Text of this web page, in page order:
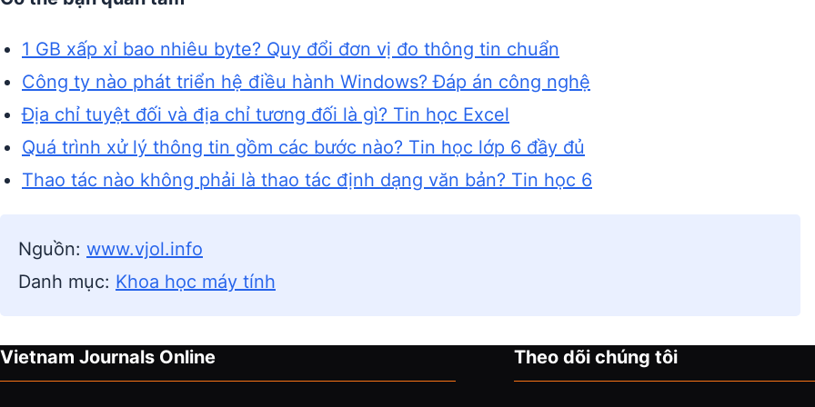
1 GB xấp xỉ bao nhiêu byte? Quy đổi đơn vị đo thông tin chuẩn
Công ty nào phát triển hệ điều hành Windows? Đáp án công nghệ
Địa chỉ tuyệt đối và địa chỉ tương đối là gì? Tin học Excel
Quá trình xử lý thông tin gồm các bước nào? Tin học lớp 6 đầy đủ
Thao tác nào không phải là thao tác định dạng văn bản? Tin học 6
Nguồn: www.vjol.info
Danh mục: Khoa học máy tính
Vietnam Journals Online Theo dõi chúng tôi